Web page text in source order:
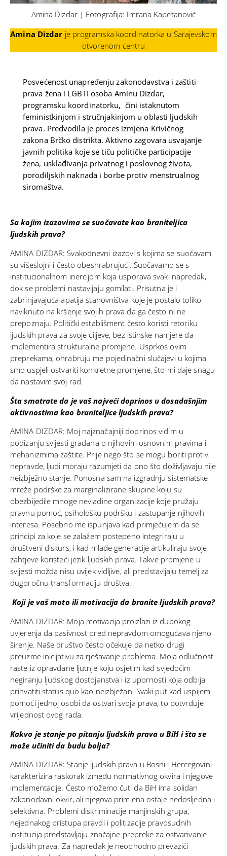
Amina Dizdar | Fotografija: Imrana Kapetanović
Amina Dizdar je programska koordinatorka u Sarajevskom
otvorenom centru
Posvećenost unapređenju zakonodavstva i zaštiti
prava žena i LGBTI osoba Aminu Dizdar,
programsku koordinatorku, čini istaknutom
feministkinjom i stručnjakinjom u oblasti ljudskih
prava. Predvodila je proces izmjena Krivičnog
zakona Brčko distrikta. Aktivno zagovara usvajanje
javnih politika koje se tiču političke participacije
žena, usklađivanja privatnog i poslovnog života,
porodiljskih naknada i borbe protiv menstrualnog
siromaštva.
Sa kojim izazovima se suočavate kao braniteljica
ljudskih prava?
AMINA DIZDAR: Svakodnevni izazovi s kojima se suočavam
su višeslojni i često obeshrabrujući. Suočavamo se s
institucionalnom inercijom koja usporava svaki napredak,
dok se problemi nastavljaju gomilati. Prisutna je i
zabrinjavajuća apatija stanovništva koje je postalo toliko
naviknuto na kršenje svojih prava da ga često ni ne
prepoznaju. Politički establišment često koristi retoriku
ljudskih prava za svoje ciljeve, bez istinske namjere da
implementira strukturalne promjene. Usprkos ovim
preprekama, ohrabruju me pojedinačni slučajevi u kojima
smo uspjeli ostvariti konkretne promjene, što mi daje snagu
da nastavim svoj rad.
Šta smatrate da je vaš najveći doprinos u dosadašnjim
aktivnostima kao braniteljice ljudskih prava?
AMINA DIZDAR: Moj najznačajniji doprinos vidim u
podizanju svijesti građana o njihovim osnovnim pravima i
mehanizmima zaštite. Prije nego što se mogu boriti protiv
nepravde, ljudi moraju razumjeti da ono što doživljavaju nije
neizbježno stanje. Ponosna sam na izgradnju sistematske
mreže podrške za marginalizirane skupine koju su
obezbijedile mnoge nevladine organizacije koje pružaju
pravnu pomoć, psihološku podršku i zastupanje njihovih
interesa. Posebno me ispunjava kad primjećujem da se
principi za koje se zalažem postepeno integriraju u
društveni diskurs, i kad mlađe generacije artikuliraju svoje
zahtjeve koristeći jezik ljudskih prava. Takve promjene u
svijesti možda nisu uvijek vidljive, ali predstavljaju temelj za
dugoročnu transformaciju društva.
Koji je vaš moto ili motivacija da branite ljudskih prava?
AMINA DIZDAR: Moja motivacija proizlazi iz dubokog
uvjerenja da pasivnost pred nepravdom omogućava njeno
širenje. Naše društvo često očekuje da netko drugi
preuzme inicijativu za rješavanje problema. Moja odlučnost
raste iz opravdane ljutnje koju osjetim kad svjedočim
negiranju ljudskog dostojanstva i iz upornosti koja odbija
prihvatiti status quo kao neizbježan. Svaki put kad uspijem
pomoći jednoj osobi da ostvari svoja prava, to potvrđuje
vrijednost ovog rada.
Kakvo je stanje po pitanju ljudskih prava u BiH i šta se
može učiniti da budu bolja?
AMINA DIZDAR: Stanje ljudskih prava u Bosni i Hercegovini
karakterizira raskorak između normativnog okvira i njegove
implementacije. Često možemo čuti da BiH ima solidan
zakonodavni okvir, ali njegova primjena ostaje nedosljedna i
selektivna. Problemi diskriminacije manjinskih grupa,
nejednakog pristupa pravdi i politizacije pravosudnih
institucija predstavljaju značajne prepreke za ostvarivanje
ljudskih prava. Za napredak je neophodno prevazići